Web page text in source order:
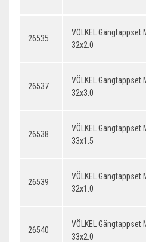
26535
VÖLKEL Gängtappset
32x2.0
26537
VÖLKEL Gängtappset
32x3.0
26538
VÖLKEL Gängtappset
33x1.5
26539
VÖLKEL Gängtappset
32x1.0
26540
VÖLKEL Gängtappset
33x2.0